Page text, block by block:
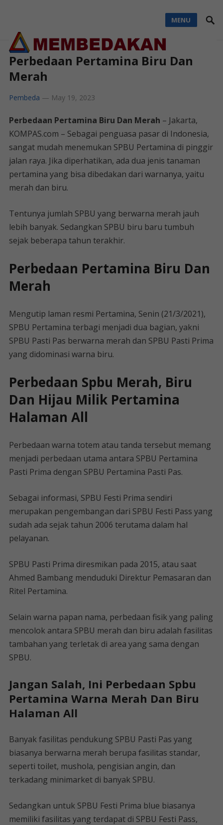
MENU
Perbedaan Pertamina Biru Dan
Merah
Pembeda — May 19, 2023
Perbedaan Pertamina Biru Dan Merah – Jakarta,
KOMPAS.com – Sebagai penguasa pasar di Indonesia,
sangat mudah menemukan SPBU Pertamina di pinggir
jalan raya. Jika diperhatikan, ada dua jenis tanaman
pertamina yang bisa dibedakan dari warnanya, yaitu
merah dan biru.
Tentunya jumlah SPBU yang berwarna merah jauh
lebih banyak. Sedangkan SPBU biru baru tumbuh
sejak beberapa tahun terakhir.
Perbedaan Pertamina Biru Dan
Merah
Mengutip laman resmi Pertamina, Senin (21/3/2021),
SPBU Pertamina terbagi menjadi dua bagian, yakni
SPBU Pasti Pas berwarna merah dan SPBU Pasti Prima
yang didominasi warna biru.
Perbedaan Spbu Merah, Biru
Dan Hijau Milik Pertamina
Halaman All
Perbedaan warna totem atau tanda tersebut memang
menjadi perbedaan utama antara SPBU Pertamina
Pasti Prima dengan SPBU Pertamina Pasti Pas.
Sebagai informasi, SPBU Festi Prima sendiri
merupakan pengembangan dari SPBU Festi Pass yang
sudah ada sejak tahun 2006 terutama dalam hal
pelayanan.
SPBU Pasti Prima diresmikan pada 2015, atau saat
Ahmed Bambang menduduki Direktur Pemasaran dan
Ritel Pertamina.
Selain warna papan nama, perbedaan fisik yang paling
mencolok antara SPBU merah dan biru adalah fasilitas
tambahan yang terletak di area yang sama dengan
SPBU.
Jangan Salah, Ini Perbedaan Spbu
Pertamina Warna Merah Dan Biru
Halaman All
Banyak fasilitas pendukung SPBU Pasti Pas yang
biasanya berwarna merah berupa fasilitas standar,
seperti toilet, mushola, pengisian angin, dan
terkadang minimarket di banyak SPBU.
Sedangkan untuk SPBU Festi Prima blue biasanya
memiliki fasilitas yang terdapat di SPBU Festi Pass,